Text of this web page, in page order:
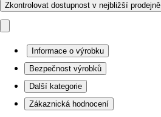
Zkontrolovat dostupnost v nejbližší prodejně
Informace o výrobku
Bezpečnost výrobků
Další kategorie
Zákaznická hodnocení